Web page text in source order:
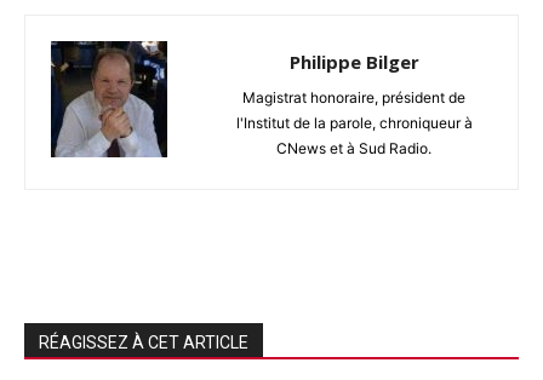
Philippe Bilger
Magistrat honoraire, président de
l'Institut de la parole, chroniqueur à
CNews et à Sud Radio.
RÉAGISSEZ À CET ARTICLE